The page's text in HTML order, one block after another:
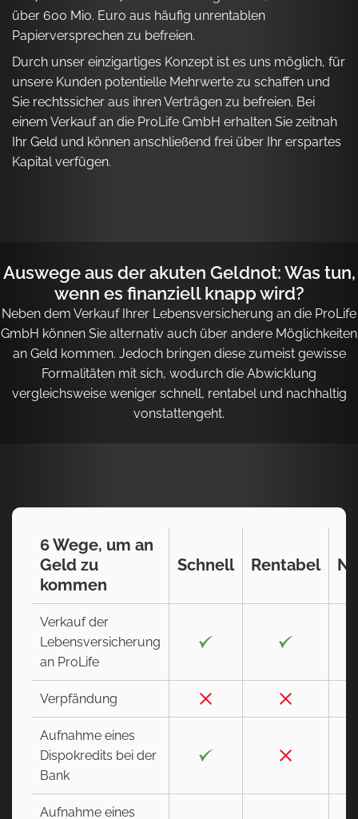
über 600 Mio. Euro aus häufig unrentablen
Papierversprechen zu befreien.
Durch unser einzigartiges Konzept ist es uns möglich, für
unsere Kunden potentielle Mehrwerte zu schaffen und
Sie rechtssicher aus ihren Verträgen zu befreien. Bei
einem Verkauf an die ProLife GmbH erhalten Sie zeitnah
Ihr Geld und können anschließend frei über Ihr erspartes
Kapital verfügen.
Auswege aus der akuten Geldnot: Was tun,
wenn es finanziell knapp wird?
Neben dem Verkauf Ihrer Lebensversicherung an die ProLife
GmbH können Sie alternativ auch über andere Möglichkeiten
an Geld kommen. Jedoch bringen diese zumeist gewisse
Formalitäten mit sich, wodurch die Abwicklung
vergleichsweise weniger schnell, rentabel und nachhaltig
vonstattengeht.
6 Wege, um an
Geld zu
kommen
Schnell Rentabel
Verkauf der
Lebensversicherung
an ProLife
Verpfändung
Aufnahme eines
Dispokredits bei der
Bank
Aufnahme eines